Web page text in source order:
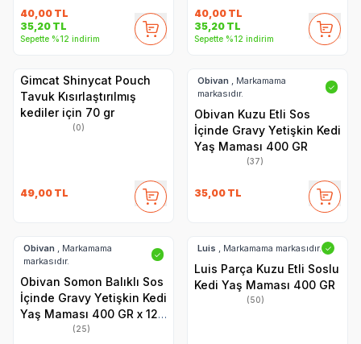
40,00 TL
35,20 TL
Sepette %12 indirim
40,00 TL
35,20 TL
Sepette %12 indirim
Gimcat Shinycat Pouch
Tavuk Kısırlaştırılmış
kediler için 70 gr
(0)
49,00 TL
Obivan , Markamama
markasıdır.
✓
Obivan Kuzu Etli Sos
İçinde Gravy Yetişkin Kedi
Yaş Maması 400 GR
(37)
35,00 TL
Obivan , Markamama
markasıdır.
✓
Obivan Somon Balıklı Sos
İçinde Gravy Yetişkin Kedi
Yaş Maması 400 GR x 12
(25)
Luis , Markamama markasıdır. ✓
Luis Parça Kuzu Etli Soslu
Kedi Yaş Maması 400 GR
(50)